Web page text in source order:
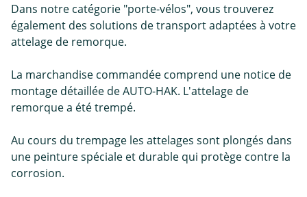
Dans notre catégorie "porte-vélos", vous trouverez
également des solutions de transport adaptées à votre
attelage de remorque.
La marchandise commandée comprend une notice de
montage détaillée de AUTO-HAK. L'attelage de
remorque a été trempé.
Au cours du trempage les attelages sont plongés dans
une peinture spéciale et durable qui protège contre la
corrosion.